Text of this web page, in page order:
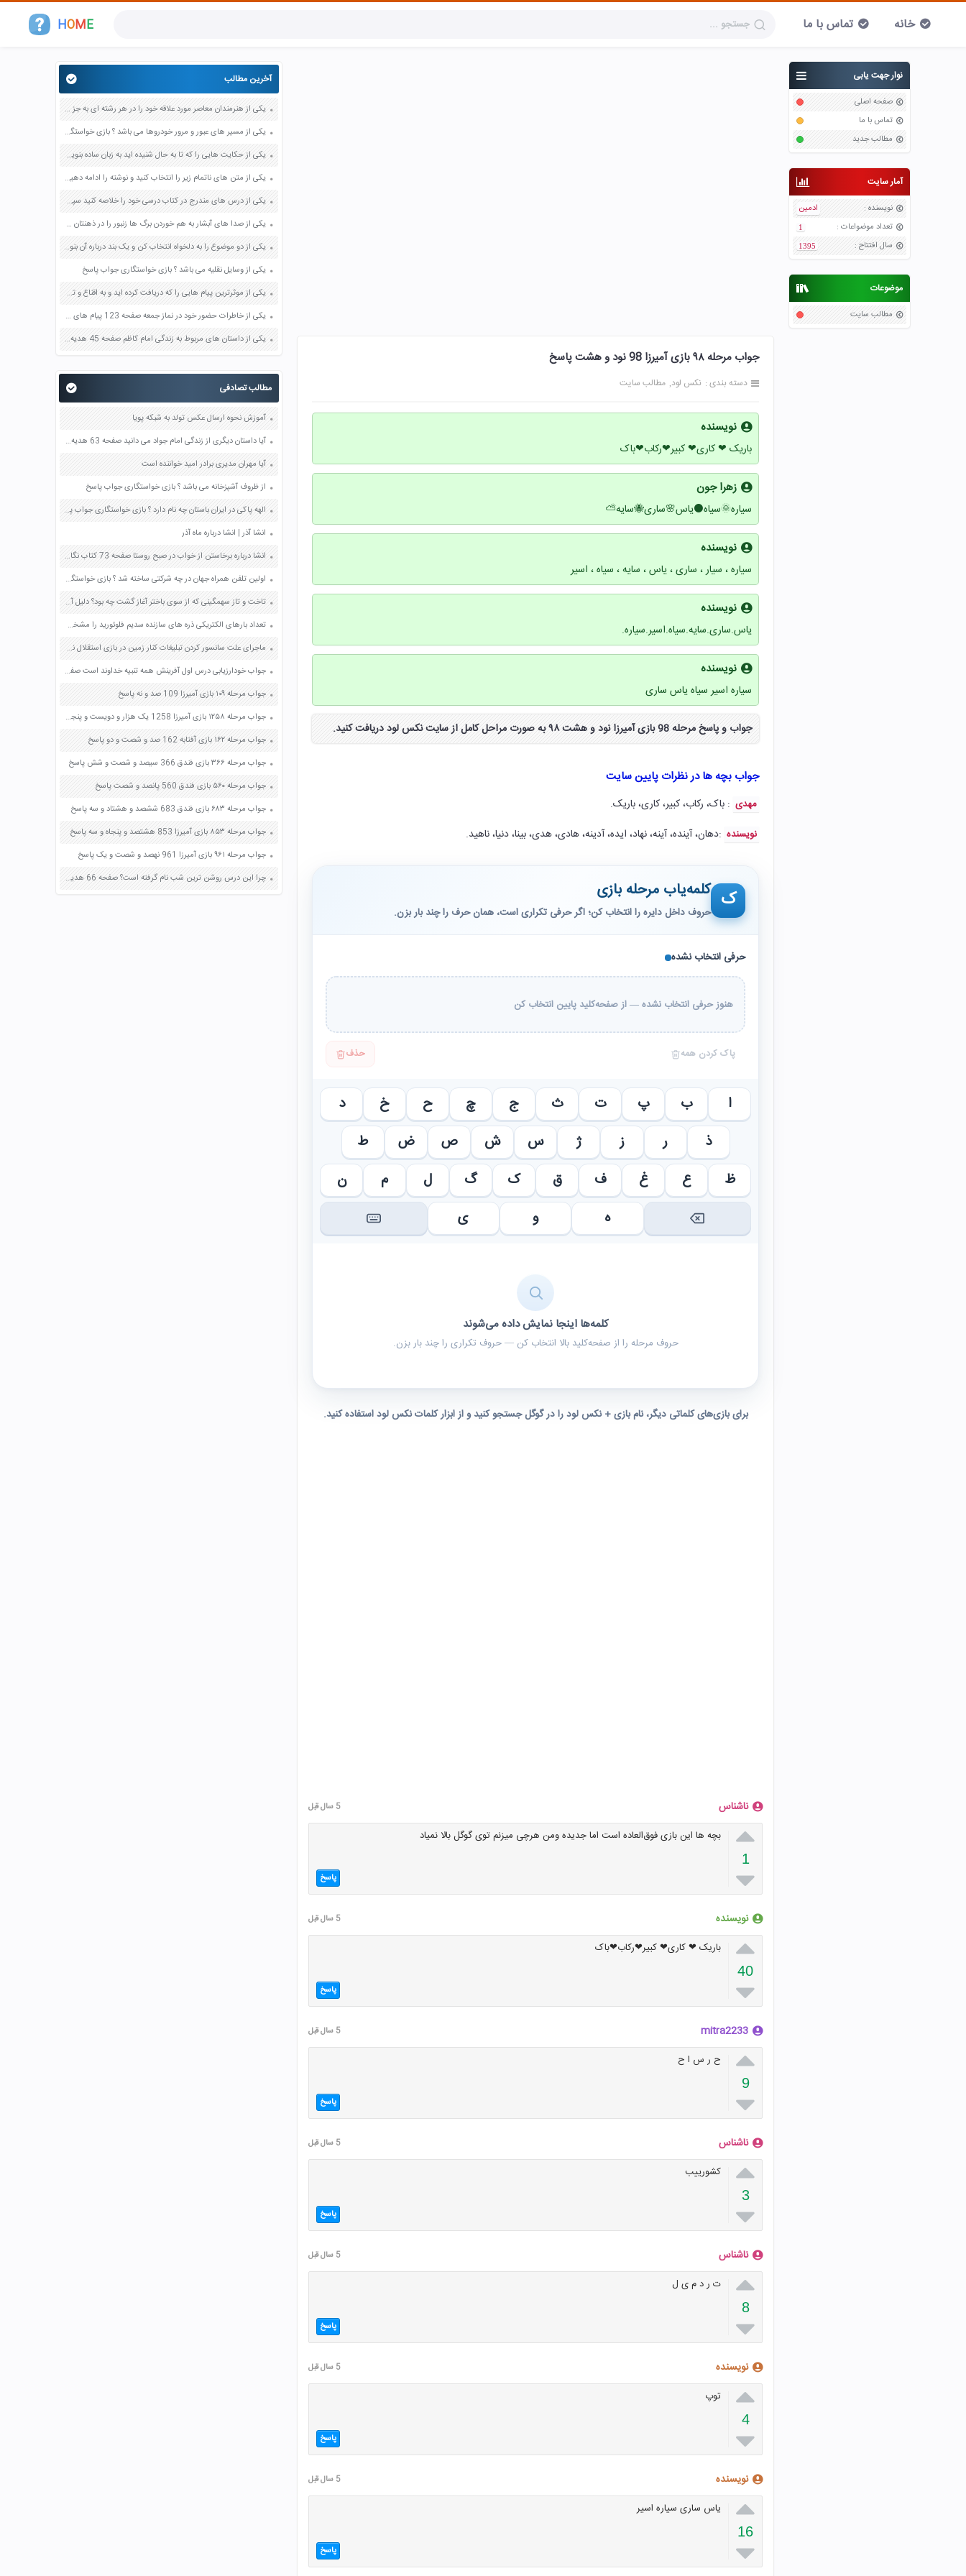
HOME خانه تماس با ما
نوار جهت یابی
صفحه اصلی
تماس با ما
مطالب جدید
آمار سایت
نویسنده :
ادمین
تعداد موضواعات :
1
سال افتتاح :
1395
موضوعات
مطالب سایت
جواب مرحله ۹۸ بازی آمیرزا 98 نود و هشت پاسخ
دسته بندی : نکس لود مطالب سایت
نویسنده
باریک ❤ کاری❤ کبیر❤رکاب❤باک
زهرا جون
سیاره🌞سیاه⚫یاس🌸ساری🐝سایه⛅
نویسنده
سیاره ، سیار ، ساری ، یاس ، سایه ، سیاه ، اسیر
نویسنده
یاس.ساری.سایه.سیاه.اسیر.سیاره.
نویسنده
سیاره اسیر سیاه یاس ساری
جواب و پاسخ مرحله 98 بازی آمیرزا نود و هشت ۹۸ به صورت مراحل کامل از سایت نکس لود دریافت کنید.
جواب بچه ها در نظرات پایین سایت
مهدی : باک، رکاب، کبیر، کاری، باریک.
نویسنده :‌دهان، آینده، آینه، نهاد، ایده، آدینه، هادی، هدی، بینا، دنیا، ناهید.
ک کلمه‌یاب مرحله بازی
حروف داخل دایره را انتخاب کن؛ اگر حرفی تکراری است، همان حرف را چند بار بزن.
حرفی انتخاب نشده
هنوز حرفی انتخاب نشده — از صفحه‌کلید پایین انتخاب کن
پاک کردن همه حذف
ا ب پ ت ث ج چ ح خ
د
ذ
ر ز ژ س ش ص ض
ط
ظ
ع غ ف ق ک گ ل م
ن
ه
و ی
کلمه‌ها اینجا نمایش داده می‌شوند
حروف مرحله را از صفحه‌کلید بالا انتخاب کن — حروف تکراری را چند بار بزن.
برای بازی‌های کلماتی دیگر، نام بازی + نکس لود را در گوگل جستجو کنید و از ابزار کلمات نکس لود استفاده کنید.
ناشناس 5 سال قبل

1

بچه ها این بازی فوق‌العاده است اما جدیده ومن هرچی میزنم توی گوگل بالا نمیاد
پاسخ
نویسنده 5 سال قبل

40

باریک ❤ کاری❤ کبیر❤رکاب❤باک
پاسخ
mitra2233 5 سال قبل

9

ح ر س ا ح
پاسخ
ناشناس 5 سال قبل

3

کشورییب
پاسخ
ناشناس 5 سال قبل

8

ت ر د م ی ل
پاسخ
نویسنده 5 سال قبل

4

توپ
پاسخ
نویسنده 5 سال قبل

16

یاس ساری سیاره اسیر
پاسخ
آخرین مطالب
یکی از هنرمندان معاصر مورد علاقه خود را در هر رشته ای به جز عکاسی صفحه 69 فرهنگ و هنر نهم
یکی از مسیر های عبور و مرور خودروها می باشد ؟ بازی خواستگاری جواب پاسخ
یکی از حکایت هایی را که تا به حال شنیده اید به زبان ساده بنویسید صفحه 97 نگارش ششم دبستان
یکی از متن های ناتمام زیر را انتخاب کنید و نوشته را ادامه دهید صفحه 73 و 74 کتاب نگارش فارسی پنجم دبستان
یکی از درس های مندرج در کتاب درسی خود را خلاصه کنید سپس متن خلاصه شده را با بهره گیری از روش های دسته بندی نمودار جدول نقشه مفهومی نشان دهید صفحه 118 نگارش یازدهم
یکی از صدا های آبشار به هم خوردن برگ ها زنبور را در ذهنتان مجسم کنید و درباره آن یک بند بنویسید صفحه 11 نگارش پنجم
یکی از دو موضوع را به دلخواه انتخاب کن و یک بند درباره آن بنویس صفحه 35 کتاب نگارش فارسی سوم
یکی از وسایل نقلیه می باشد ؟ بازی خواستگاری جواب پاسخ
یکی از موثرترین پیام هایی را که دریافت کرده اید و به اقناع و تغییری جدی در شما منجر شده است برسی کنید و علت این تاثیر گذاری قابل توجه را بنویسید صفحه 52 تفکر و سواد رسانه ای دهم
یکی از خاطرات حضور خود در نماز جمعه صفحه 123 پیام های آسمان هفتم
یکی از داستان های مربوط به زندگی امام کاظم صفحه 45 هدیه های آسمان چهارم
مطالب تصادفی
آموزش نحوه ارسال عکس تولد به شبکه پویا
آیا داستان دیگری از زندگی امام جواد می دانید صفحه 63 هدیه های آسمان چهارم
آیا مهران مدیری برادر امید خواننده است
از ظروف آشپزخانه می باشد ؟ بازی خواستگاری جواب پاسخ
الهه پاکی در ایران باستان چه نام دارد ؟ بازی خواستگاری جواب پاسخ
انشا آذر | انشا درباره ماه آذر
انشا درباره برخاستن از خواب در صبح روستا صفحه 73 کتاب نگارش هشتم درس ششم
اولین تلفن همراه جهان در چه شرکتی ساخته شد ؟ بازی خواستگاری جواب پاسخ
تاخت و تاز سهمگینی که از سوی باختر آغاز گشت چه بود؟ دلیل آن را بیان کنید صفحه 62 فارسی پنجم
تعداد بارهای الکتریکی ذره های سازنده سدیم فلوئورید را مشخص کنید صفحه 19 علوم نهم
ماجرای علت سانسور کردن تبلیغات کنار زمین در بازی استقلال نفت + دانلود فیلم
جواب خودارزیابی درس اول آفرینش همه تنبیه خداوند است صفحه 14 فارسی نهم
جواب مرحله ۱۰۹ بازی آمیرزا 109 صد و نه پاسخ
جواب مرحله ۱۲۵۸ بازی آمیرزا 1258 یک هزار و دویست و پنجاه و هشت پاسخ
جواب مرحله ۱۶۲ بازی آفتابه 162 صد و شصت و دو پاسخ
جواب مرحله ۳۶۶ بازی فندق 366 سیصد و شصت و شش پاسخ
جواب مرحله ۵۶۰ بازی فندق 560 پانصد و شصت پاسخ
جواب مرحله ۶۸۳ بازی فندق 683 ششصد و هشتاد و سه پاسخ
جواب مرحله ۸۵۳ بازی آمیرزا 853 هشتصد و پنجاه و سه پاسخ
جواب مرحله ۹۶۱ بازی آمیرزا 961 نهصد و شصت و یک پاسخ
چرا این درس روشن ترین شب نام گرفته است؟ صفحه 66 هدیه های آسمان چهارم